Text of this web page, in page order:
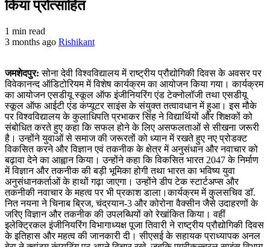
किया प्रोत्साहित
1 min read
3 months ago Rishikant
जमशेदपुर: सोना देवी विश्वविद्यालय में राष्ट्रीय प्रौद्योगिकी दिवस के अवसर पर
विवेकानन्द ऑडिटोरियम में विशेष कार्यक्रम का आयोजन किया गया। कार्यक्रम
का आयोजन एसडीयू स्कूल ऑफ इंजीनियरिंग एंड टेक्नोलॉजी तथा एसडीयू
स्कूल ऑफ आईटी एंड कंप्यूटर साइंस के संयुक्त तत्वावधान में हुआ। इस मौके
पर विश्वविद्यालय के कुलाधिपति प्रभाकर सिंह ने विद्यार्थियों और शिक्षकों को
संबोधित करते हुए कहा कि सफल होने के लिए असफलताओं से सीखना जरूरी
है। उन्होंने युवाओं से समाज की जरूरतों को ध्यान में रखते हुए नए प्रोडक्ट
विकसित करने और विज्ञान एवं तकनीक के क्षेत्र में अनुसंधान और नवाचार को
बढ़ावा देने का आह्वान किया। उन्होंने कहा कि विकसित भारत 2047 के निर्माण
में विज्ञान और तकनीक की बड़ी भूमिका होगी तथा भारत का भविष्य युवा
अनुसंधानकर्ताओं के हाथों गढ़ा जाएगा। उन्होंने डीप टेक स्टार्टअप्स और
तकनीकी नवाचार के महत्व पर भी प्रकाश डाला।कार्यक्रम में कुलसचिव डाॅ.
नित नयना ने चिनाब ब्रिज, चंद्रयान-3 और कोरोना वैक्सीन जैसे उदाहरणों के
जरिए विज्ञान और तकनीक की उपलब्धियों को रेखांकित किया। वहीं
इलेक्ट्रिकल इंजीनियरिंग विभागाध्यक्ष पूजा तिवारी ने राष्ट्रीय प्रौद्योगिकी दिवस
के इतिहास और महत्व की जानकारी दी। सीएसई के सहायक प्राध्यापक अनल